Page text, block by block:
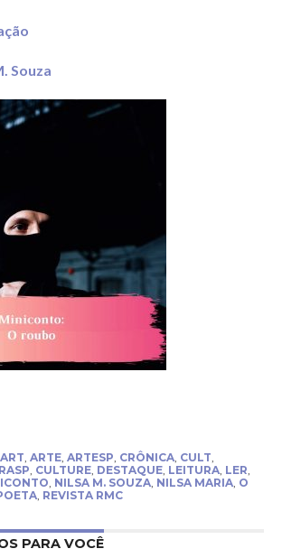
Souza
ART, ARTE, ARTESP, CRÔNICA, CULT,
, CULTURE, DESTAQUE, LEITURA, LER,
, NILSA M. SOUZA, NILSA MARIA, O
, REVISTA RMC
PARA VOCÊ